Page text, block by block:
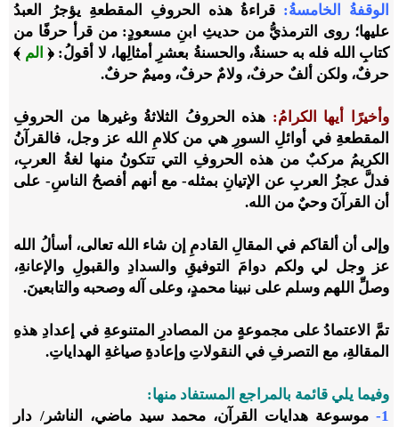
الوقفةُ الخامسةُ: قراءةُ هذه الحروفِ المقطعةِ يؤجرُ العبدُ
عليها؛ روى الترمذيُّ من حديثِ ابنِ مسعودٍ: من قرأ حرفًا من
كتابِ الله فله به حسنةٌ، والحسنةُ بعشرِ أمثالِها، لا أقولُ: ﴿ الم ﴾
حرفٌ، ولكن ألفٌ حرفٌ، ولامٌ حرفٌ، وميمٌ حرفٌ.
وأخيرًا أيها الكرامُ: هذه الحروفُ الثلاثةُ وغيرها من الحروفِ
المقطعةِ في أوائلِ السورِ هي من كلامِ الله عز وجل، فالقرآنُ
الكريمُ مركبٌ من هذه الحروفِ التي تتكونُ منها لغةُ العربِ،
فدلَّ عجزُ العربِ عن الإتيانِ بمثله- مع أنهم أفصحُ الناسِ- على
أن القرآنَ وحيٌ من الله.
وإلى أن ألقاكم في المقالِ القادمِ إن شاء الله تعالى، أسألُ الله
عز وجل لي ولكم دوامَ التوفيقِ والسدادِ والقبولِ والإعانةِ،
وصلِّ اللهم وسلم على نبينا محمدٍ، وعلى آله وصحبه والتابعينَ.
تمَّ الاعتمادُ على مجموعةٍ من المصادرِ المتنوعةِ في إعدادِ هذهِ
المقالةِ، مع التصرفِ في النقولاتِ وإعادةِ صياغةِ الهداياتِ.
وفيما يلي قائمة بالمراجع المستفاد منها:
1-
موسوعة هدايات القرآن، محمد سيد ماضي، الناشر/ دار